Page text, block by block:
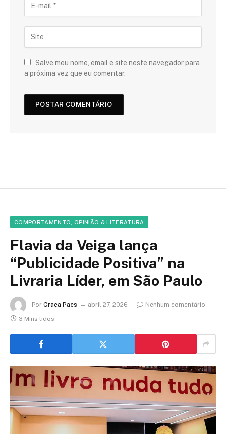
Salve meu nome, email e site neste navegador para
a próxima vez que eu comentar.
COMPORTAMENTO, OPINIÃO & LITERATURA
Flavia da Veiga lança
“Publicidade Positiva” na
Livraria Líder, em São Paulo
Por Graça Paes abril 27, 2026
Nenhum comentário
3 Mins lidos